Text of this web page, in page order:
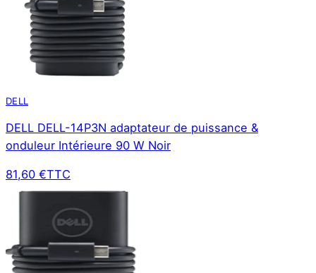
DELL
DELL DELL-14P3N adaptateur de puissance &
onduleur Intérieure 90 W Noir
81,60 €TTC